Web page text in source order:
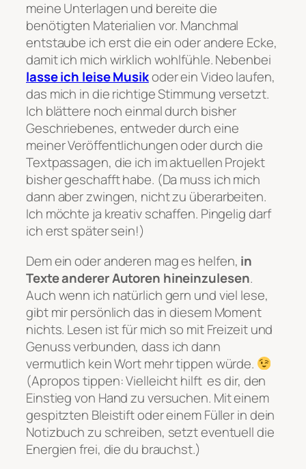
meine Unterlagen und bereite die
benötigten Materialien vor. Manchmal
entstaube ich erst die ein oder andere Ecke,
damit ich mich wirklich wohlfühle. Nebenbei
lasse ich leise Musikoder ein Video laufen,
das mich in die richtige Stimmung versetzt.
Ich blättere noch einmal durch bisher
Geschriebenes, entweder durch eine
meiner Veröffentlichungen oder durch die
Textpassagen, die ich im aktuellen Projekt
bisher geschafft habe. (Da muss ich mich
dann aber zwingen, nicht zu überarbeiten.
Ich möchte ja kreativ schaffen. Pingelig darf
ich erst später sein!)
Dem ein oder anderen mag es helfen, in
Texte anderer Autoren hineinzulesen.
Auch wenn ich natürlich gern und viel lese,
gibt mir persönlich das in diesem Moment
nichts. Lesen ist für mich so mit Freizeit und
Genuss verbunden, dass ich dann
vermutlich kein Wort mehr tippen würde.
(Apropos tippen: Vielleicht hilft es dir, den
Einstieg von Hand zu versuchen. Mit einem
gespitzten Bleistift oder einem Füller in dein
Notizbuch zu schreiben, setzt eventuell die
Energien frei, die du brauchst.)